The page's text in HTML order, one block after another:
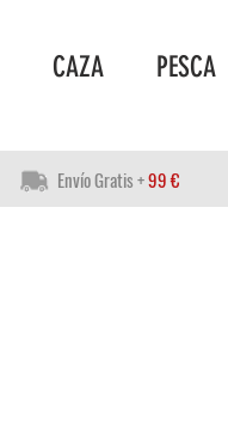
CAZA PESCA
Envío Gratis +99 €